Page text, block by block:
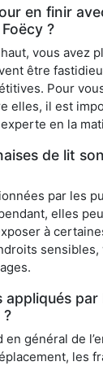
en finir
?
vous avez
être
Pour
elles, il est
en la
de lit
par les
elles
à
sensibles,
appliqués
général de
les